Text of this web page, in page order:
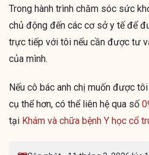
Trong hành trình chăm sóc sức
chủ động đến các cơ sở y tế để
trực tiếp với tôi nếu cần được tư
của mình.
Nếu cô bác anh chị muốn được
cụ thể hơn, có thể liên hệ qua số
tại Khám và chữa bệnh Y học cổ